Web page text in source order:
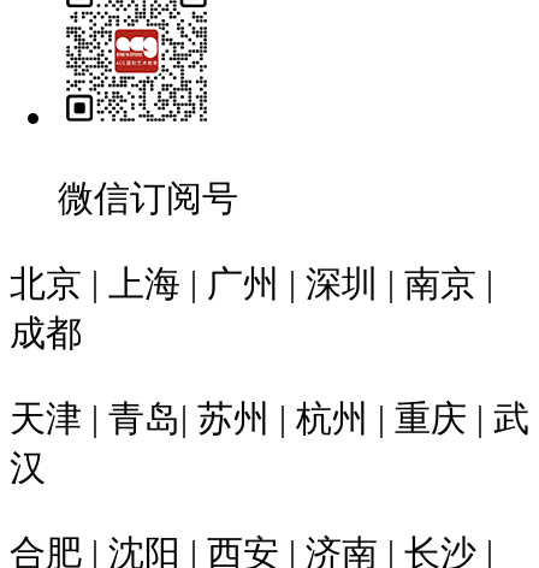
微信订阅号
北京 | 上海 | 广州 | 深圳 | 南京 |
成都
天津 | 青岛| 苏州 | 杭州 | 重庆 | 武
汉
合肥 | 沈阳 | 西安 | 济南 | 长沙 |